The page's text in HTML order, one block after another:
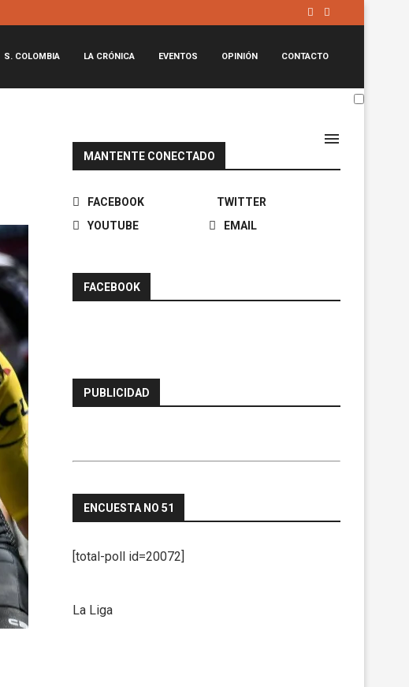
S. COLOMBIA LA CRÓNICA EVENTOS OPINIÓN CONTACTO
MANTENTE CONECTADO
FACEBOOK
TWITTER
YOUTUBE
EMAIL
FACEBOOK
PUBLICIDAD
ENCUESTA NO 51
[total-poll id=20072]
La Liga